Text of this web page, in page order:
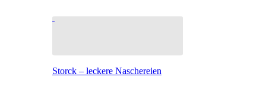
Storck – leckere Naschereien